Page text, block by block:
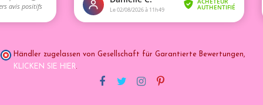
Händler zugelassen von Gesellschaft für Garantierte Bewertungen,
KLICKEN SIE HIER.